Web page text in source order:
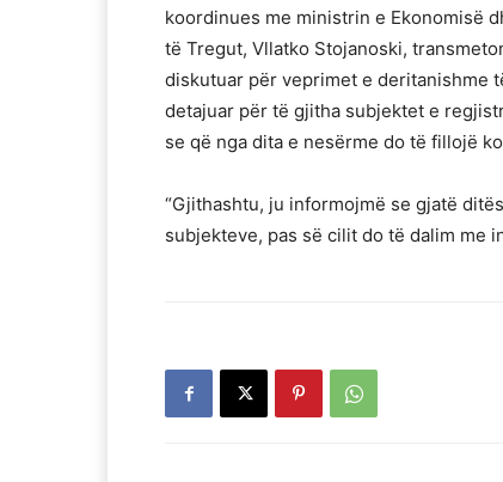
koordinues me ministrin e Ekonomisë
të Tregut, Vllatko Stojanoski,
diskutuar për veprimet e deritanishme
detajuar për të gjitha subjektet e
se që nga dita e nesërme do të fillojë
“Gjithashtu, ju informojmë se gjatë
subjekteve, pas së cilit do të dalim me